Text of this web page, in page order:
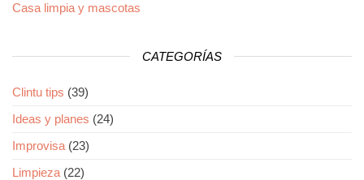
Casa limpia y mascotas
CATEGORÍAS
Clintu tips (39)
Ideas y planes (24)
Improvisa (23)
Limpieza (22)